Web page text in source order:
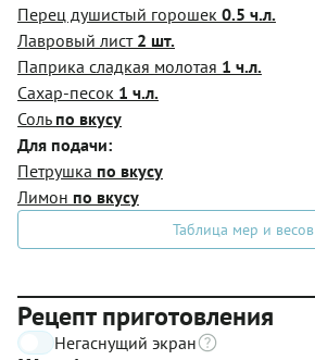
Перец душистый горошек 0.5 ч.л.
Лавровый лист 2 шт.
Паприка сладкая молотая 1 ч.л.
Сахар-песок 1 ч.л.
Соль по вкусу
Для подачи:
Петрушка по вкусу
Лимон по вкусу
Таблица мер и весов
Рецепт приготовления
Негаснущий экран